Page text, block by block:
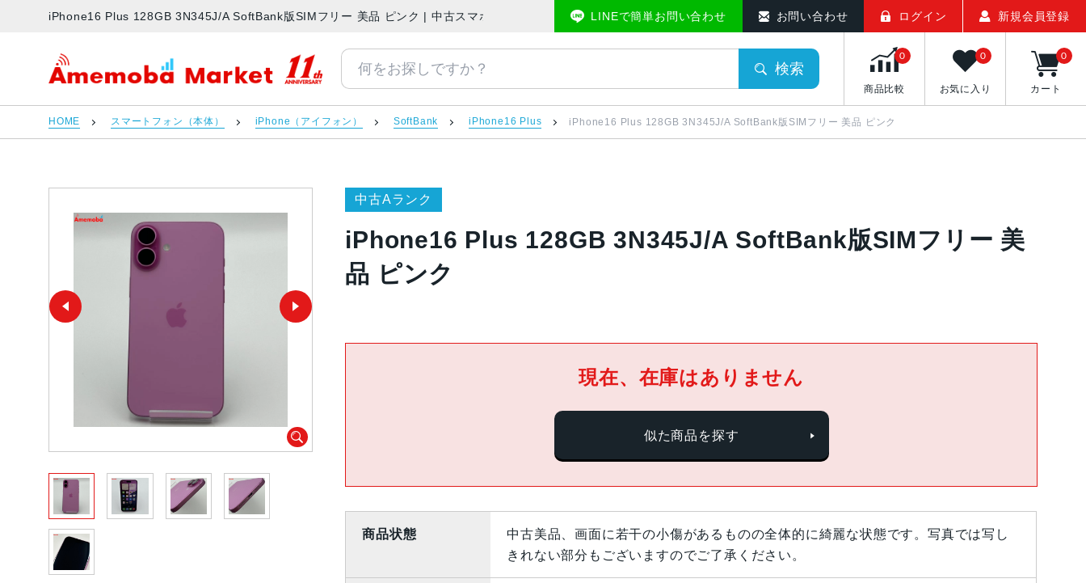
iPhone16 Plus 128GB 3N345J/A SoftBank版SIMフリー 美品 ピンク | 中古スマホ販売のアメモバマーケットLINEで簡単お問い合わせ お問い合わせ ログイン 新規会員登録
アメモバマーケット
検索
商品比較
0
お気に入り
0
カート
0
HOME スマートフォン（本体） iPhone（アイフォン） SoftBank iPhone16 Plus iPhone16 Plus 128GB 3N345J/A SoftBank版SIMフリー 美品 ピンク
中古Aランク
iPhone16 Plus 128GB 3N345J/A SoftBank版SIMフリー 美
品 ピンク
現在、在庫はありません
似た商品を探す
商品状態
中古美品、画面に若干の小傷があるものの全体的に綺麗な状態です。写真では写し
きれない部分もございますのでご了承ください。